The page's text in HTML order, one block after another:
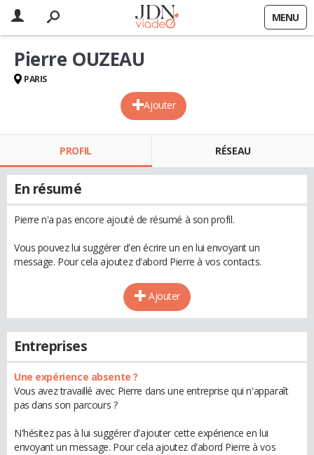
MENU
Ajouter
Pierre OUZEAU
PARIS
PROFIL RÉSEAU
En résumé
Pierre n'a pas encore ajouté de résumé à son profil.
Vous pouvez lui suggérer d'en écrire un en lui envoyant un
message. Pour cela ajoutez d'abord Pierre à vos contacts.
Ajouter
Entreprises
Une expérience absente ?
Vous avez travaillé avec Pierre dans une entreprise qui n'apparaît
pas dans son parcours ?
N'hésitez pas à lui suggérer d'ajouter cette expérience en lui
envoyant un message. Pour cela ajoutez d'abord Pierre à vos